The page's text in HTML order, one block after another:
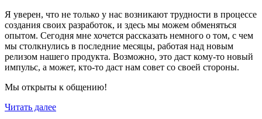
Я уверен, что не только у нас возникают трудности в процессе
создания своих разработок, и здесь мы можем обменяться
опытом. Сегодня мне хочется рассказать немного о том, с чем
мы столкнулись в последние месяцы, работая над новым
релизом нашего продукта. Возможно, это даст кому-то новый
импульс, а может, кто-то даст нам совет со своей стороны.
Мы открыты к общению!
Читать далее